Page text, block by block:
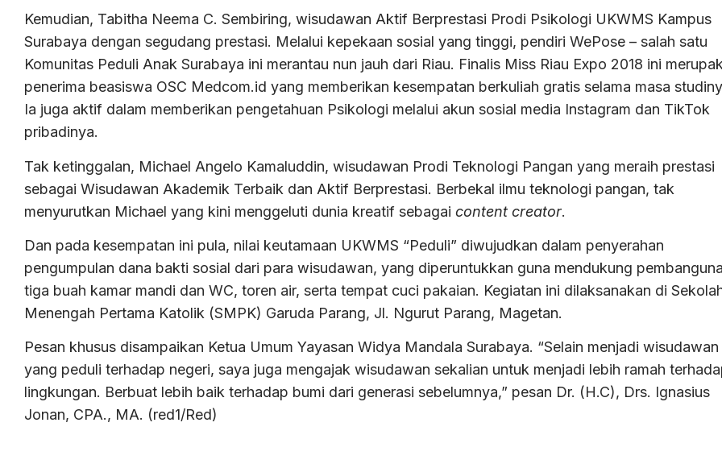
Kemudian, Tabitha Neema C. Sembiring, wisudawan Aktif Berprestasi Prodi Psikologi UKWMS Kampus
Surabaya dengan segudang prestasi. Melalui kepekaan sosial yang tinggi, pendiri WePose – salah satu
Komunitas Peduli Anak Surabaya ini merantau nun jauh dari Riau. Finalis Miss Riau Expo 2018 ini
penerima beasiswa OSC Medcom.id yang memberikan kesempatan berkuliah gratis selama masa
Ia juga aktif dalam memberikan pengetahuan Psikologi melalui akun sosial media Instagram dan TikTok
pribadinya.
Tak ketinggalan, Michael Angelo Kamaluddin, wisudawan Prodi Teknologi Pangan yang meraih prestasi
sebagai Wisudawan Akademik Terbaik dan Aktif Berprestasi. Berbekal ilmu teknologi pangan, tak
menyurutkan Michael yang kini menggeluti dunia kreatif sebagai content creator.
Dan pada kesempatan ini pula, nilai keutamaan UKWMS “Peduli” diwujudkan dalam penyerahan
pengumpulan dana bakti sosial dari para wisudawan, yang diperuntukkan guna mendukung
tiga buah kamar mandi dan WC, toren air, serta tempat cuci pakaian. Kegiatan ini dilaksanakan di
Menengah Pertama Katolik (SMPK) Garuda Parang, Jl. Ngurut Parang, Magetan.
Pesan khusus disampaikan Ketua Umum Yayasan Widya Mandala Surabaya. “Selain menjadi wisudawan
yang peduli terhadap negeri, saya juga mengajak wisudawan sekalian untuk menjadi lebih ramah
lingkungan. Berbuat lebih baik terhadap bumi dari generasi sebelumnya,” pesan Dr. (H.C), Drs. Ignasius
Jonan, CPA., MA. (red1/Red)